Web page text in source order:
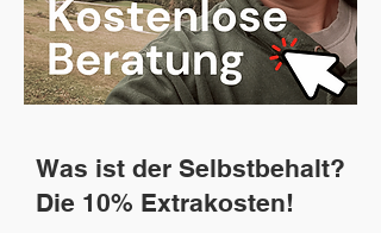
Was ist der Selbstbehalt?
Die 10% Extrakosten!